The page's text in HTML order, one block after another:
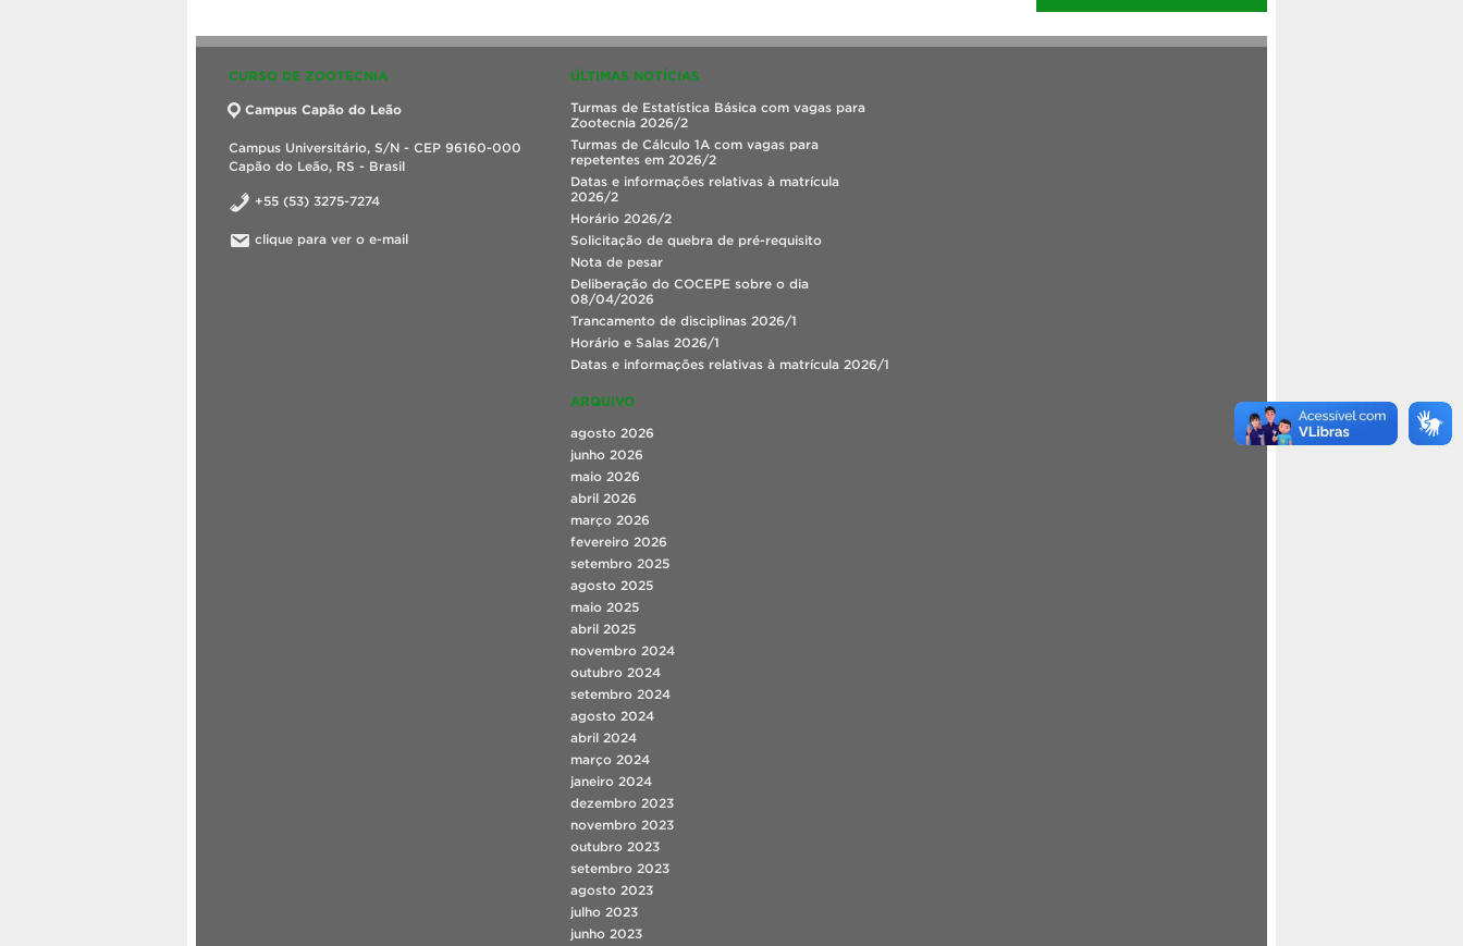
CURSO DE ZOOTECNIA
Campus Capão do Leão
Campus Universitário, S/N - CEP 96160-000
Capão do Leão, RS - Brasil
+55 (53) 3275-7274
clique para ver o e-mail
ÚLTIMAS NOTÍCIAS
Turmas de Estatística Básica com vagas para
Zootecnia 2026/2
Turmas de Cálculo 1A com vagas para
repetentes em 2026/2
Datas e informações relativas à matrícula
2026/2
Horário 2026/2
Solicitação de quebra de pré-requisito
Nota de pesar
Deliberação do COCEPE sobre o dia
08/04/2026
Trancamento de disciplinas 2026/1
Horário e Salas 2026/1
Datas e informações relativas à matrícula 2026/1
ARQUIVO
agosto 2026
junho 2026
maio 2026
abril 2026
março 2026
fevereiro 2026
setembro 2025
agosto 2025
maio 2025
abril 2025
novembro 2024
outubro 2024
setembro 2024
agosto 2024
abril 2024
março 2024
janeiro 2024
dezembro 2023
novembro 2023
outubro 2023
setembro 2023
agosto 2023
julho 2023
junho 2023